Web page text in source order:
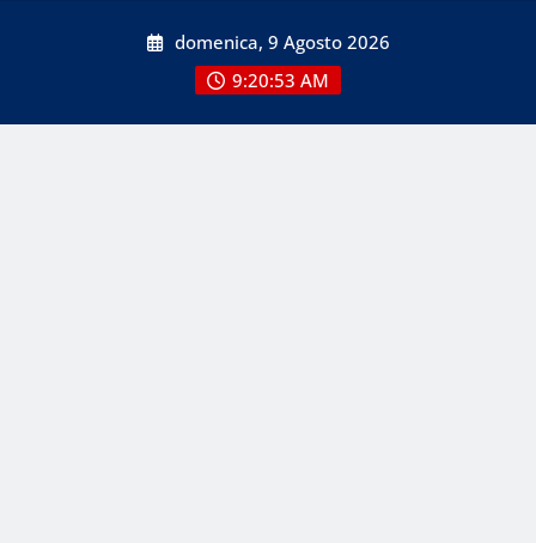
domenica, 9 Agosto 2026
9:20:53 AM